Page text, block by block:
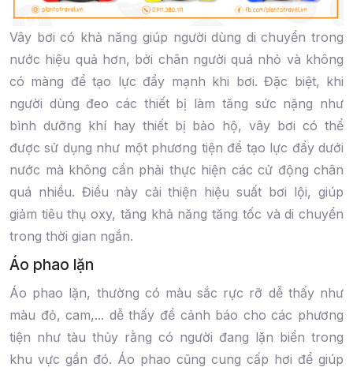
Vây bơi có khả năng giúp người dùng di chuyển trong
nước hiệu quả hơn, bởi chân người quá nhỏ và không
có màng để tạo lực đẩy mạnh khi bơi. Đặc biệt, khi
người dùng đeo các thiết bị làm tăng sức nặng như
bình dưỡng khí hay thiết bị bảo hộ, vây bơi có thể
được sử dụng như một phương tiện để tạo lực đẩy dưới
nước mà không cần phải thực hiện các cử động chân
quá nhiều. Điều này cải thiện hiệu suất bơi lội, giúp
giảm tiêu thụ oxy, tăng khả năng tăng tốc và di chuyển
trong thời gian ngắn.
Áo phao lặn
Áo phao lặn, thường có màu sắc rực rỡ dễ thấy như
màu đỏ, cam,... dễ thấy để cảnh báo cho các phương
tiện như tàu thủy rằng có người đang lặn biển trong
khu vực gần đó. Áo phao cũng cung cấp hơi để giúp